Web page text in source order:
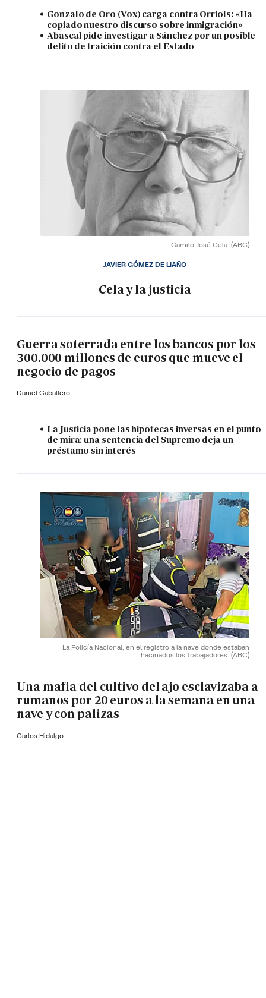
Gonzalo de Oro (Vox) carga contra Orriols: «Ha
copiado nuestro discurso sobre inmigración»
Abascal pide investigar a Sánchez por un posible
delito de traición contra el Estado
Camilo José Cela. (ABC)
Cela y la justicia
JAVIER GÓMEZ DE LIAÑO
Guerra soterrada entre los bancos por los
300.000 millones de euros que mueve el
negocio de pagos
Daniel Caballero
La Justicia pone las hipotecas inversas en el punto
de mira: una sentencia del Supremo deja un
préstamo sin interés
La Policía Nacional, en el registro a la nave donde estaban
hacinados los trabajadores. (ABC)
Una mafia del cultivo del ajo esclavizaba a
rumanos por 20 euros a la semana en una
nave y con palizas
Carlos Hidalgo